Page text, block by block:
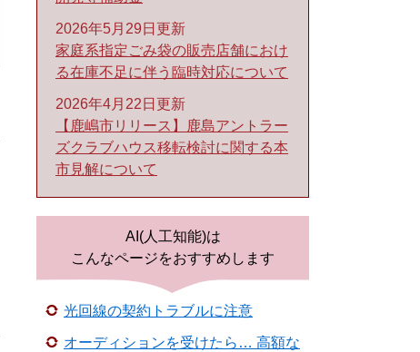
2026年5月29日更新
家庭系指定ごみ袋の販売店舗におけ
る在庫不足に伴う臨時対応について
2026年4月22日更新
【鹿嶋市リリース】鹿島アントラー
ズクラブハウス移転検討に関する本
市見解について
AI(人工知能)は
こんなページをおすすめします
光回線の契約トラブルに注意
オーディションを受けたら… 高額な